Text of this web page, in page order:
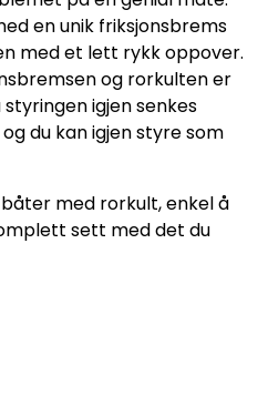
en unik friksjonsbrems
med et lett rykk oppover.
og rorkulten er
igjen senkes
du kan igjen styre som
med rorkult, enkel å
sett med det du